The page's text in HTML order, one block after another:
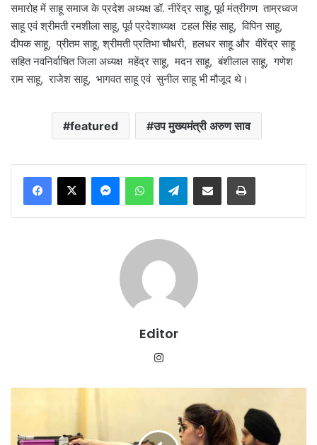
समारोह में साहू समाज के प्रदेश अध्यक्ष डॉ. नीरेंद्र साहू, पूर्व मंत्रीगण ताम्रध्वज
साहू एवं श्रीमती रमशीला साहू, पूर्व प्रदेशाध्यक्ष टहल सिंह साहू, विपिन साहू,
दीपक साहू, प्रीतम साहू, श्रीमती प्रतिभा चौधरी, हलधर साहू और वीरेंद्र साहू
सहित नवनिर्वाचित जिला अध्यक्ष महेंद्र साहू, मदन साहू, बंशीलाल साहू, गणेश
राम साहू, राजेश साहू, भागवत साहू एवं सुनील साहू भी मौजूद थे।
featured उप मुख्यमंत्री अरुण साव
MessengerWhatsAppTelegramShare via Email Print
Editor
एशियन